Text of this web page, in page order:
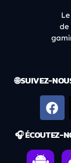
de
🌐 SUIVEZ-
🎧 ÉCOUTEZ-